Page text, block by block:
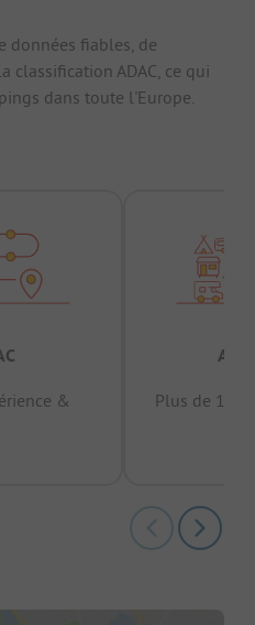
données fiables, de
classification ADAC, ce qui
dans toute l'Europe.
&
Plus de 15